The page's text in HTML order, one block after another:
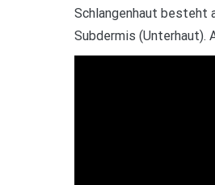
Schlangenhaut besteht
Subdermis (Unterhaut).